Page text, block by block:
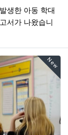
생한 아동 학대
서가 나왔습니
New